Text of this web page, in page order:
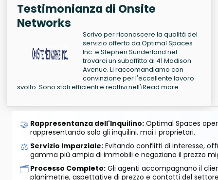
Testimonianza di Onsite
Networks
Scrivo per riconoscere la qualità del
servizio offerto da Optimal Spaces
Inc. e Stephen Sunderland nel
trovarci un subaffitto al 41 Madison
Avenue. Li raccomandiamo con
convinzione per l'eccellente lavoro
svolto. Sono stati efficienti e reattivi nell'iRead more
🤝 Rappresentanza dell'Inquilino: Optimal Spaces
rappresentando solo gli inquilini, mai i proprietari.
⚖️ Servizio Imparziale: Evitando conflitti di interesse,
gamma più ampia di immobili e negoziano il prezzo
🗂️Processo Completo: Gli agenti accompagnano il
planimetrie, aspettative di prezzo e contatti del